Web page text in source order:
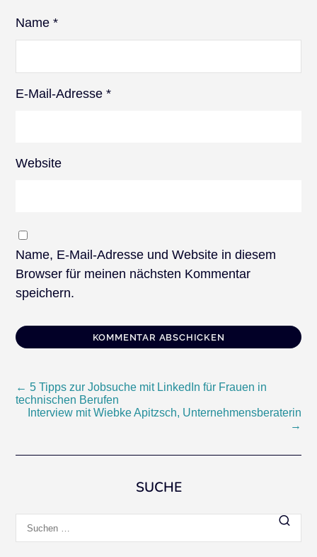
Name*
E-Mail-Adresse*
Website
Name, E-Mail-Adresse und Website in diesem
Browser für meinen nächsten Kommentar
speichern.
Beitragsnavigation
← 5 Tipps zur Jobsuche mit LinkedIn für Frauen in
technischen Berufen
Interview mit Wiebke Apitzsch, Unternehmensberaterin
→
SUCHE
nach: